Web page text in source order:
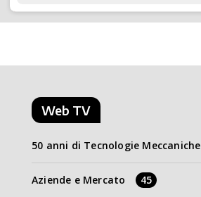
Web TV
50 anni di Tecnologie Meccaniche
Aziende e Mercato 45